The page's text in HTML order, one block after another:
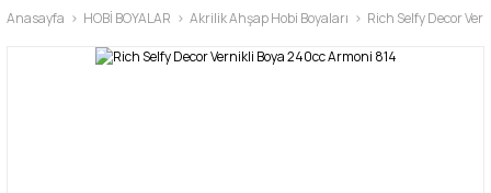
Anasayfa HOBİ BOYALAR Akrilik Ahşap Hobi Boyaları Rich Selfy Decor